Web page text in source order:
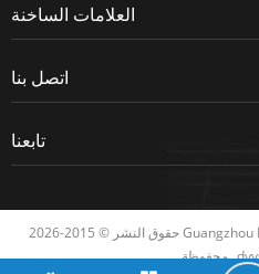
العلامات الساخنة
اتصل بنا
تابعنا
حقوق النشر © 2015-2026 Guangzhou Lito Technology Co., Ltd..كل الحقوق
محفوظة.